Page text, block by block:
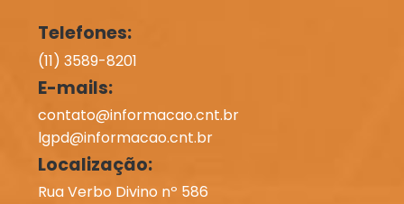
Telefones:
(11) 3589-8201
E-mails:
contato@informacao.cnt.br
lgpd@informacao.cnt.br
Localização:
Rua Verbo Divino nº 586